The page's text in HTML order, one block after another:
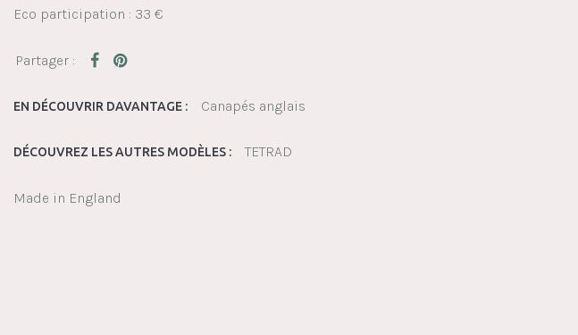
Eco participation : 33 €
EN DÉCOUVRIR DAVANTAGE : Canapés anglais
DÉCOUVREZ LES AUTRES MODÈLES : TETRAD
Made in England